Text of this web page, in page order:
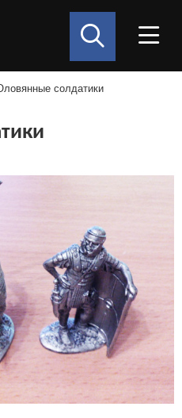
солдатики